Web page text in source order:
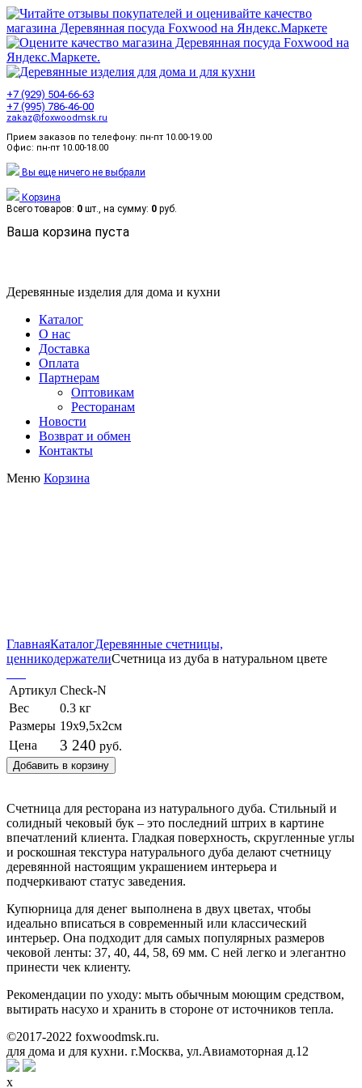
+7 (929) 504-66-63
+7 (995) 786-46-00
zakaz@foxwoodmsk.ru
Прием заказов по телефону: пн-пт 10.00-19.00
Офис: пн-пт 10.00-18.00
Вы еще ничего не выбрали
Корзина
Всего товаров: 0 шт., на сумму: 0 руб.
Ваша корзина пуста
Деревянные изделия для дома и кухни
Каталог
О нас
Доставка
Оплата
Партнерам
Оптовикам
Ресторанам
Новости
Возврат и обмен
Контакты
Меню Корзина
ГлавнаяКаталогДеревянные счетницы,
ценникодержателиСчетница из дуба в натуральном цвете
Артикул Check-N
Вес
0.3 кг
Размеры 19х9,5х2см
Цена
3 240 руб.
Добавить в корзину
Счетница для ресторана из натурального дуба. Стильный и
солидный чековый бук – это последний штрих в картине
впечатлений клиента. Гладкая поверхность, скругленные углы
и роскошная текстура натурального дуба делают счетницу
деревянной настоящим украшением интерьера и
подчеркивают статус заведения.
Купюрница для денег выполнена в двух цветах, чтобы
идеально вписаться в современный или классический
интерьер. Она подходит для самых популярных размеров
чековой ленты: 37, 40, 44, 58, 69 мм. С ней легко и элегантно
принести чек клиенту.
Рекомендации по уходу: мыть обычным моющим средством,
вытирать насухо и хранить в стороне от источников тепла.
©2017-2022 foxwoodmsk.ru.
для дома и для кухни. г.Москва, ул.Авиамоторная д.12
x